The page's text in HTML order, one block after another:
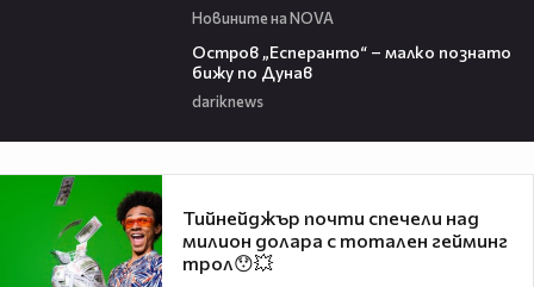
Новините на NOVA
Остров „Есперанто“ – малко познато
бижу по Дунав
dariknews
Тийнейджър почти спечели над
милион долара с тотален гейминг
трол😯💥